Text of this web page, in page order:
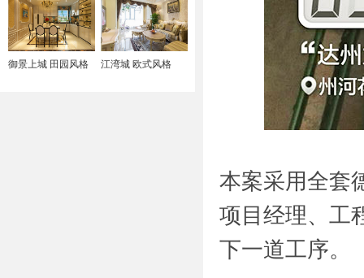
本案采用全套
项目经理、工
下一道工序。
御景上城 田园风格 江湾城 欧式风格